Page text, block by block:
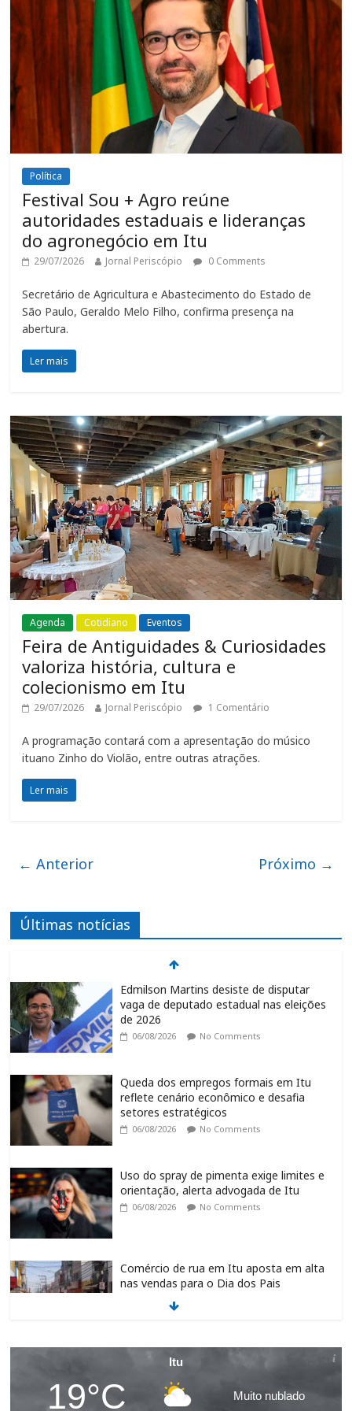
Política
Festival Sou + Agro reúne
autoridades estaduais e lideranças
do agronegócio em Itu
29/07/2026 Jornal Periscópio 0 Comments
Secretário de Agricultura e Abastecimento do Estado de
São Paulo, Geraldo Melo Filho, confirma presença na
abertura.
Ler mais
Agenda Cotidiano Eventos
Feira de Antiguidades & Curiosidades
valoriza história, cultura e
colecionismo em Itu
29/07/2026 Jornal Periscópio 1 Comentário
A programação contará com a apresentação do músico
ituano Zinho do Violão, entre outras atrações.
Ler mais
← Anterior Próximo →
Últimas notícias
Queda dos empregos formais em Itu
reflete cenário econômico e desafia
setores estratégicos
06/08/2026 No Comments
Uso do spray de pimenta exige limites e
orientação, alerta advogada de Itu
06/08/2026 No Comments
Comércio de rua em Itu aposta em alta
nas vendas para o Dia dos Pais
06/08/2026 No Comments
Itu participa da Jornada do Patrimônio
2026 com atividades culturais gratuitas
06/08/2026
3ª Festa Solidária de Itu e Região
Hospital Amaral Carvalho
06/08/2026
Itu
19°C Muito nublado